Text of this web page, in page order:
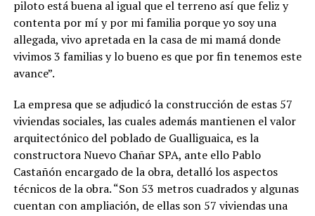
piloto está buena al igual que el terreno así que feliz y
contenta por mí y por mi familia porque yo soy una
allegada, vivo apretada en la casa de mi mamá donde
vivimos 3 familias y lo bueno es que por fin tenemos este
avance”.
La empresa que se adjudicó la construcción de estas 57
viviendas sociales, las cuales además mantienen el valor
arquitectónico del poblado de Gualliguaica, es la
constructora Nuevo Chañar SPA, ante ello Pablo
Castañón encargado de la obra, detalló los aspectos
técnicos de la obra. “Son 53 metros cuadrados y algunas
cuentan con ampliación, de ellas son 57 viviendas una